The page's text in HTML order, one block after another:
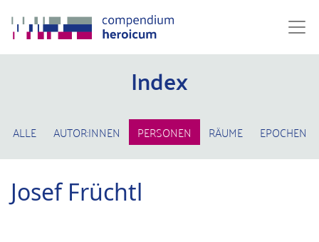
Index
ALLE AUTOR:INNEN PERSONEN RÄUME EPOCHEN
Josef Früchtl